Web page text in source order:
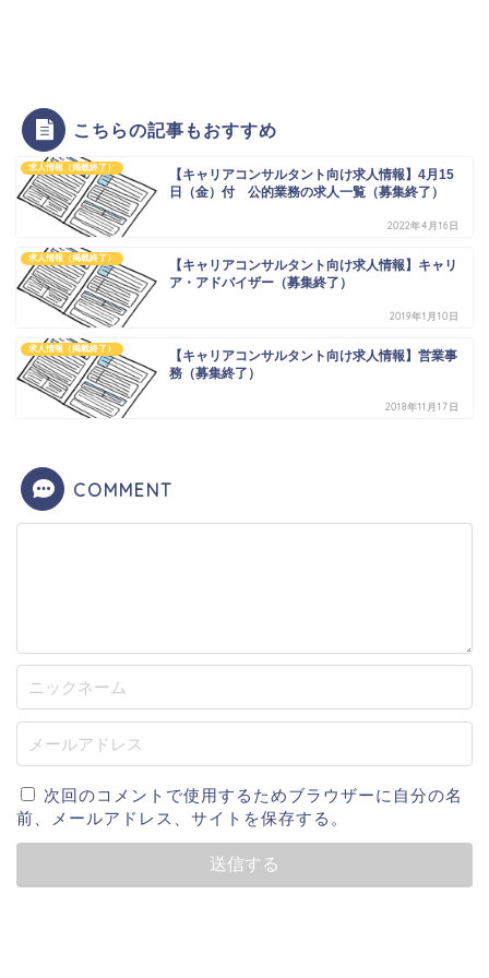
こちらの記事もおすすめ
求人情報（掲載終了）
【キャリアコンサルタント向け求人情報】4月15
日（金）付 公的業務の求人一覧（募集終了）
2022年4月16日
求人情報（掲載終了）
【キャリアコンサルタント向け求人情報】キャリ
ア・アドバイザー（募集終了）
2019年1月10日
求人情報（掲載終了）
【キャリアコンサルタント向け求人情報】営業事
務（募集終了）
2018年11月17日
COMMENT
次回のコメントで使用するためブラウザーに自分の名
前、メールアドレス、サイトを保存する。